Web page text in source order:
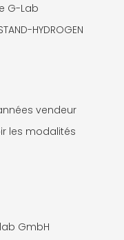
G-Lab
HYDROGEN
vendeur
les modalités
GmbH